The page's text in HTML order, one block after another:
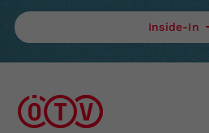
Inside-In